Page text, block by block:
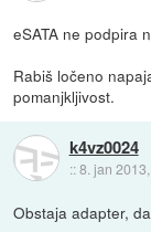
eSATA ne podpira
Rabiš ločeno
pomanjkljivost.
k4vz0024
::8. jan
Obstaja adapter,